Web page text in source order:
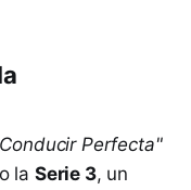
Perfecta"
la Serie 3, un